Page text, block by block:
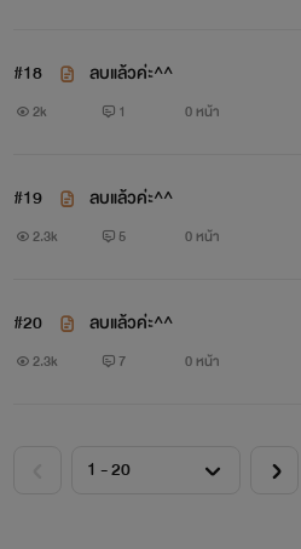
ookbee , hytexthและที่ นายอิน ค่ะ
>>>
ebooks.in.th <<<ค่ะ รอประมาณ
#18 ลบแล้วค่ะ^^
2k 1 0 หน้า
#19 ลบแล้วค่ะ^^
2.3k 5 0 หน้า
#20 ลบแล้วค่ะ^^
2.3k 7 0 หน้า